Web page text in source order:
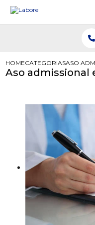
HOMECATEGORIASASO
Aso admissional